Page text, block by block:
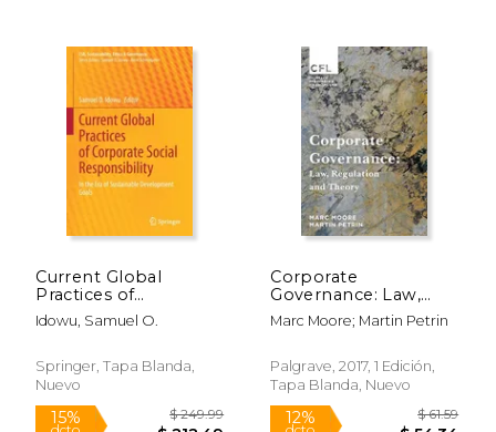
dcto. $ 118.99 dcto.
Current Global
Practices of
Corporate Social
Responsibility: In the
Development Goals
(en Inglés)
Idowu, Samuel O.
Springer, Tapa Blanda,
Nuevo
Corporate
Governance: Law,
Regulation and
Theory (Palgrave
Financial Law) (en
Inglés)
Marc Moore; Martin Petrin
Palgrave, 2017, 1 Edición,
Tapa Blanda, Nuevo